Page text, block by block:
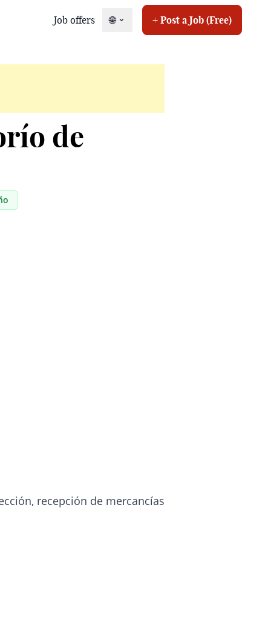
Job offers 🌐 + Post a Job (Free)
de
recepción de mercancías